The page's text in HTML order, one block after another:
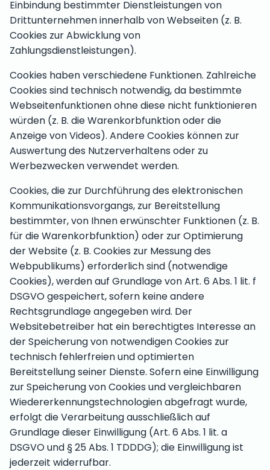
Einbindung bestimmter Dienstleistungen von
Drittunternehmen innerhalb von Webseiten (z. B.
Cookies zur Abwicklung von
Zahlungsdienstleistungen).
Cookies haben verschiedene Funktionen. Zahlreiche
Cookies sind technisch notwendig, da bestimmte
Webseitenfunktionen ohne diese nicht funktionieren
würden (z. B. die Warenkorbfunktion oder die
Anzeige von Videos). Andere Cookies können zur
Auswertung des Nutzerverhaltens oder zu
Werbezwecken verwendet werden.
Cookies, die zur Durchführung des elektronischen
Kommunikationsvorgangs, zur Bereitstellung
bestimmter, von Ihnen erwünschter Funktionen (z. B.
für die Warenkorbfunktion) oder zur Optimierung
der Website (z. B. Cookies zur Messung des
Webpublikums) erforderlich sind (notwendige
Cookies), werden auf Grundlage von Art. 6 Abs. 1 lit. f
DSGVO gespeichert, sofern keine andere
Rechtsgrundlage angegeben wird. Der
Websitebetreiber hat ein berechtigtes Interesse an
der Speicherung von notwendigen Cookies zur
technisch fehlerfreien und optimierten
Bereitstellung seiner Dienste. Sofern eine Einwilligung
zur Speicherung von Cookies und vergleichbaren
Wiedererkennungstechnologien abgefragt wurde,
erfolgt die Verarbeitung ausschließlich auf
Grundlage dieser Einwilligung (Art. 6 Abs. 1 lit. a
DSGVO und § 25 Abs. 1 TDDDG); die Einwilligung ist
jederzeit widerrufbar.